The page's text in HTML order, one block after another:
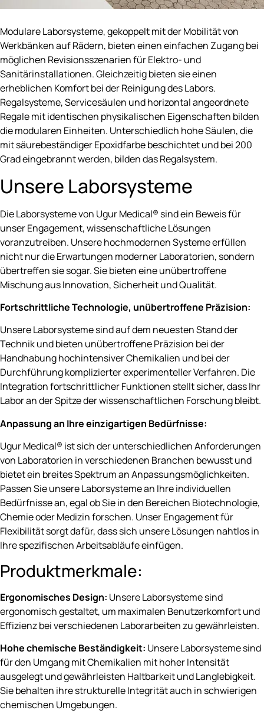
Modulare Laborsysteme, gekoppelt mit der Mobilität von
Werkbänken auf Rädern, bieten einen einfachen Zugang bei
möglichen Revisionsszenarien für Elektro- und
Sanitärinstallationen. Gleichzeitig bieten sie einen
erheblichen Komfort bei der Reinigung des Labors.
Regalsysteme, Servicesäulen und horizontal angeordnete
Regale mit identischen physikalischen Eigenschaften bilden
die modularen Einheiten. Unterschiedlich hohe Säulen, die
mit säurebeständiger Epoxidfarbe beschichtet und bei 200
Grad eingebrannt werden, bilden das Regalsystem.
Unsere Laborsysteme
Die Laborsysteme von Ugur Medical® sind ein Beweis für
unser Engagement, wissenschaftliche Lösungen
voranzutreiben. Unsere hochmodernen Systeme erfüllen
nicht nur die Erwartungen moderner Laboratorien, sondern
übertreffen sie sogar. Sie bieten eine unübertroffene
Mischung aus Innovation, Sicherheit und Qualität.
Fortschrittliche Technologie, unübertroffene Präzision:
Unsere Laborsysteme sind auf dem neuesten Stand der
Technik und bieten unübertroffene Präzision bei der
Handhabung hochintensiver Chemikalien und bei der
Durchführung komplizierter experimenteller Verfahren. Die
Integration fortschrittlicher Funktionen stellt sicher, dass Ihr
Labor an der Spitze der wissenschaftlichen Forschung bleibt.
Anpassung an Ihre einzigartigen Bedürfnisse:
Ugur Medical® ist sich der unterschiedlichen Anforderungen
von Laboratorien in verschiedenen Branchen bewusst und
bietet ein breites Spektrum an Anpassungsmöglichkeiten.
Passen Sie unsere Laborsysteme an Ihre individuellen
Bedürfnisse an, egal ob Sie in den Bereichen Biotechnologie,
Chemie oder Medizin forschen. Unser Engagement für
Flexibilität sorgt dafür, dass sich unsere Lösungen nahtlos in
Ihre spezifischen Arbeitsabläufe einfügen.
Produktmerkmale:
Ergonomisches Design: Unsere Laborsysteme sind
ergonomisch gestaltet, um maximalen Benutzerkomfort und
Effizienz bei verschiedenen Laborarbeiten zu gewährleisten.
Hohe chemische Beständigkeit: Unsere Laborsysteme sind
für den Umgang mit Chemikalien mit hoher Intensität
ausgelegt und gewährleisten Haltbarkeit und Langlebigkeit.
Sie behalten ihre strukturelle Integrität auch in schwierigen
chemischen Umgebungen.